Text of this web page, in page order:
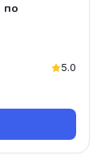
по
5.0